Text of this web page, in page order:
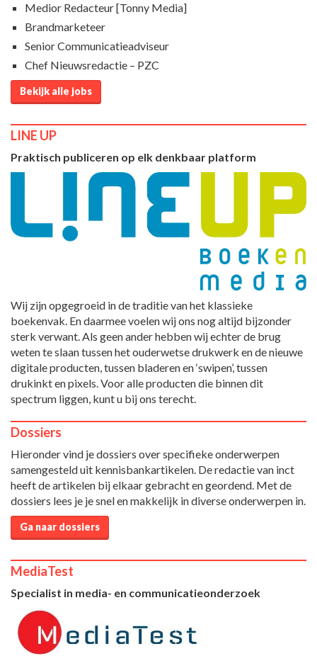
Medior Redacteur [Tonny Media]
Brandmarketeer
Senior Communicatieadviseur
Chef Nieuwsredactie – PZC
Bekijk alle jobs
LINE UP
Praktisch publiceren op elk denkbaar platform
Wij zijn opgegroeid in de traditie van het klassieke
boekenvak. En daarmee voelen wij ons nog altijd bijzonder
sterk verwant. Als geen ander hebben wij echter de brug
weten te slaan tussen het ouderwetse drukwerk en de nieuwe
digitale producten, tussen bladeren en ‘swipen’, tussen
drukinkt en pixels. Voor alle producten die binnen dit
spectrum liggen, kunt u bij ons terecht.
Dossiers
Hieronder vind je dossiers over specifieke onderwerpen
samengesteld uit kennisbankartikelen. De redactie van inct
heeft de artikelen bij elkaar gebracht en geordend. Met de
dossiers lees je je snel en makkelijk in diverse onderwerpen in.
Ga naar dossiers
MediaTest
Specialist in media- en communicatieonderzoek